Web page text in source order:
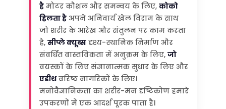
हैमोटर कौशल और समन्वय के लिए, कोको
हिलता हैअपने अनिवार्य खेल विराम के साथ
जो शरीर के आरेख और संतुलन पर काम करता
है, सीप्ले क्यूब्सदृश्य-स्थानिक निर्माण और
संवर्धित वास्तविकता में अनुक्रम के लिए, जो
वयस्कों के लिए संज्ञानात्मक सुधार के लिए और
एडीथवरिष्ठ नागरिकों के लिए।
मनोवैज्ञानिकता का शरीर-मन दृष्टिकोण हमारे
उपकरणों में एक आदर्श पूरक पाता है।